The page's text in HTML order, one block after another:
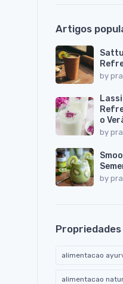
Artigos
by
o
by
by
Propriedades
alimentacao
alimentacao